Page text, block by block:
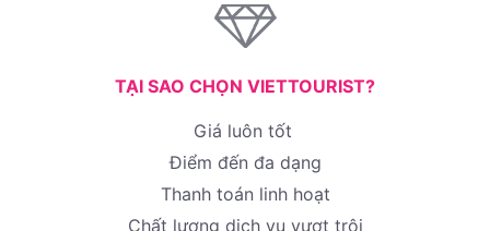
TẠI SAO CHỌN VIETTOURIST?
Giá luôn tốt
Điểm đến đa dạng
Thanh toán linh hoạt
Chất lượng dịch vụ vượt trội